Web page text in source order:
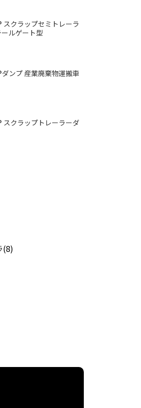
スクラップセミトレーラ
ルゲート型
ダンプ 産業廃棄物運搬車
スクラップトレーラーダ
(8)